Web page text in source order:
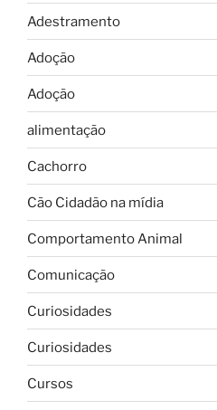
Adestramento
Adoção
Adoção
alimentação
Cachorro
Cão Cidadão na mídia
Comportamento Animal
Comunicação
Curiosidades
Curiosidades
Cursos